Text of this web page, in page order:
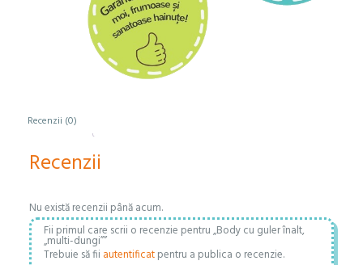
Recenzii (0)
Recenzii
Nu există recenzii până acum.
Fii primul care scrii o recenzie pentru „Body cu guler înalt,
„multi-dungi””
Trebuie să fii autentificatpentru a publica o recenzie.